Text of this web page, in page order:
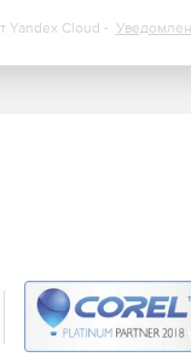
облачной среды.
самые
Yandex Cloud -